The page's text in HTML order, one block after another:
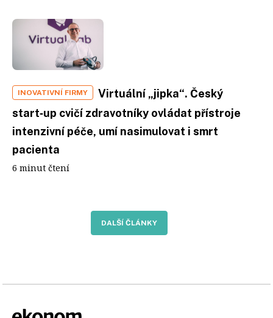
INOVATIVNÍ FIRMY
Virtuální „jipka“. Český
start‑up cvičí zdravotníky ovládat přístroje
intenzivní péče, umí nasimulovat i smrt
pacienta
6 minut čtení
DALŠÍ ČLÁNKY